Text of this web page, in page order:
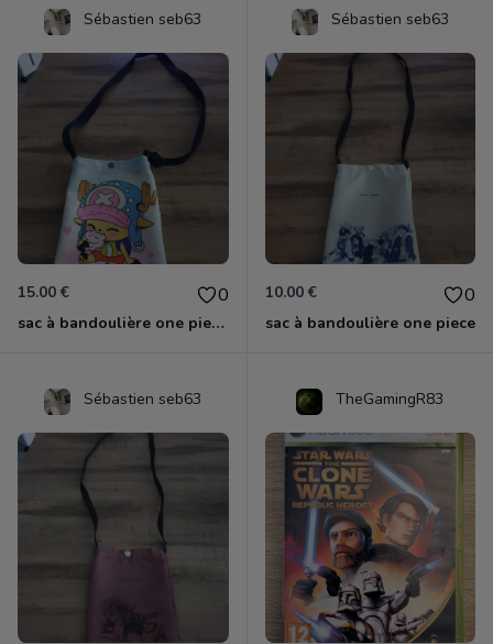
Sébastien seb63
15.00 € 0
sac à bandoulière one piece chopper
Sébastien seb63
10.00 € 0
sac à bandoulière one piece
Sébastien seb63 TheGamingR83